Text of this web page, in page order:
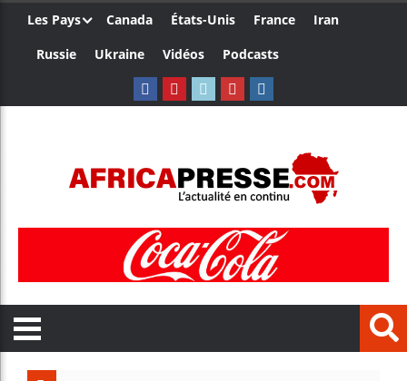
Les Pays Canada États-Unis France
Iran
Russie
Ukraine Vidéos Podcasts